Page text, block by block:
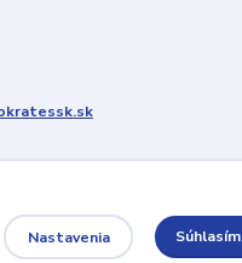
Nastavenia Súhlasím